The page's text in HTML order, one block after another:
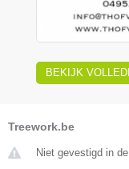
BEKIJK
Treework.be
Niet gevestigd in